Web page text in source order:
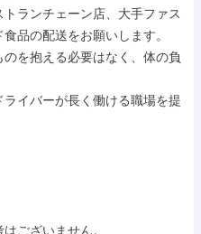
ランチェーン店、大手ファス
品の配送をお願いします。
を抱える必要はなく、体の負
イバーが長く働ける職場を提
ございません。